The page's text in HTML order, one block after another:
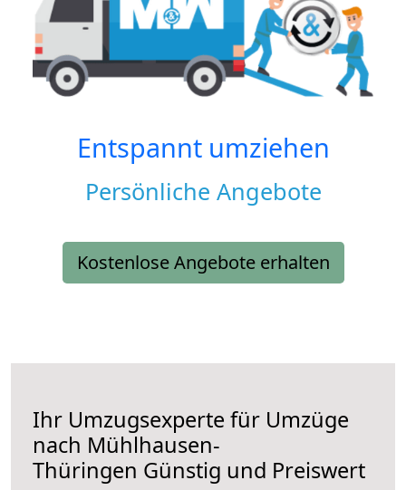
Entspannt umziehen
Persönliche Angebote
Kostenlose Angebote erhalten
Ihr Umzugsexperte für Umzüge
nach Mühlhausen-
Thüringen Günstig und Preiswert